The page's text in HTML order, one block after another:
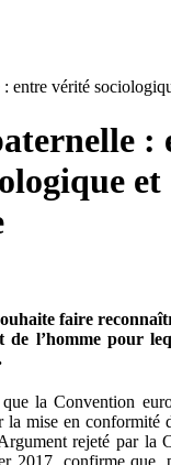
entre vérité
:
et
faire
de l’homme pour
la Convention
la mise en conformité
rejeté par la